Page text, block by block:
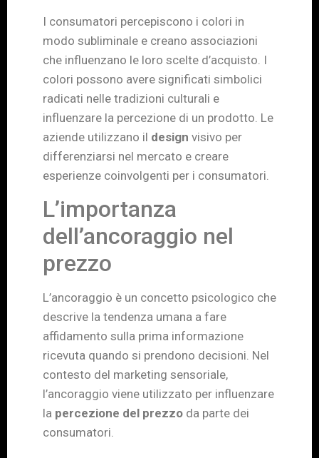
I consumatori percepiscono i colori in
modo subliminale e creano associazioni
che influenzano le loro scelte d’acquisto. I
colori possono avere significati simbolici
radicati nelle tradizioni culturali e
influenzare la percezione di un prodotto. Le
aziende utilizzano il design visivo per
differenziarsi nel mercato e creare
esperienze coinvolgenti per i consumatori.
L’importanza
dell’ancoraggio nel
prezzo
L’ancoraggio è un concetto psicologico che
descrive la tendenza umana a fare
affidamento sulla prima informazione
ricevuta quando si prendono decisioni. Nel
contesto del marketing sensoriale,
l’ancoraggio viene utilizzato per influenzare
la percezione del prezzo da parte dei
consumatori.